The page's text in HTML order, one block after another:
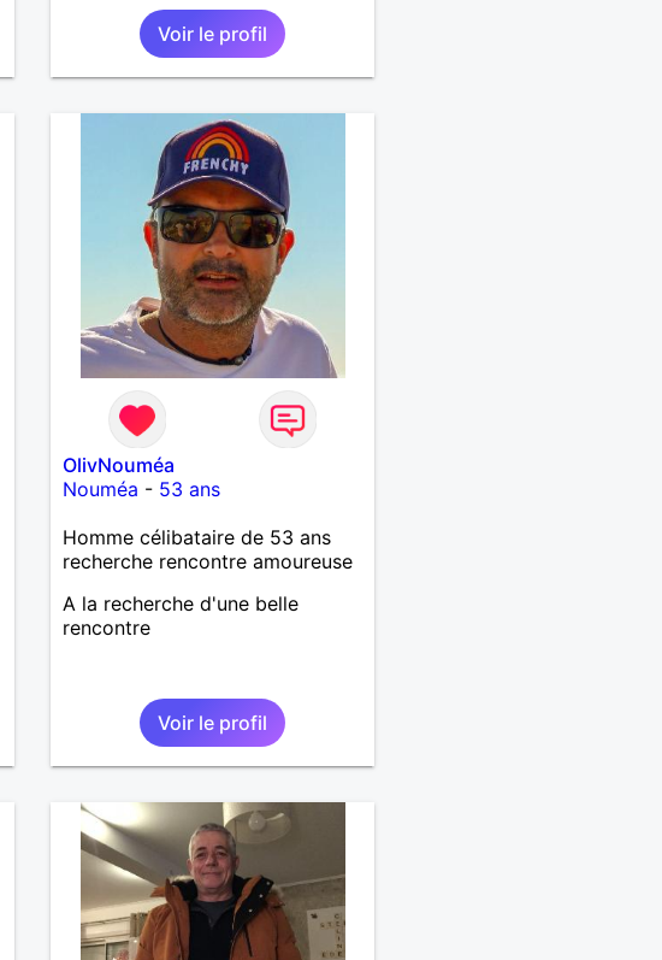
Voir le profil
OlivNouméa
Nouméa - 53 ans
Homme célibataire de 53 ans
recherche rencontre amoureuse
A la recherche d'une belle
rencontre
Voir le profil